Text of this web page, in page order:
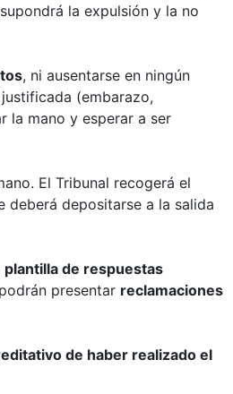
la expulsión y la no
, ni ausentarse en ningún
(embarazo,
la mano y esperar a ser
El Tribunal recogerá el
deberá depositarse a la salida
plantilla de respuestas
presentar reclamaciones
de haber realizado el